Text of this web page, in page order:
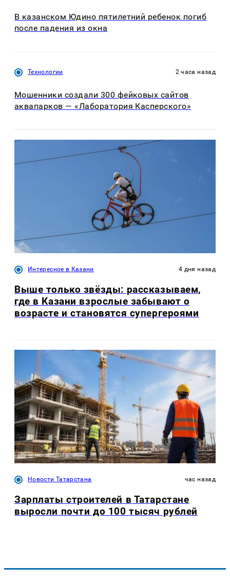
В казанском Юдино пятилетний ребенок погиб
после падения из окна
Технологии 2 часа назад
Мошенники создали 300 фейковых сайтов
аквапарков — «Лаборатория Касперского»
Интересное в Казани 4 дня назад
Выше только звёзды: рассказываем,
где в Казани взрослые забывают о
возрасте и становятся супергероями
Новости Татарстана час назад
Зарплаты строителей в Татарстане
выросли почти до 100 тысяч рублей